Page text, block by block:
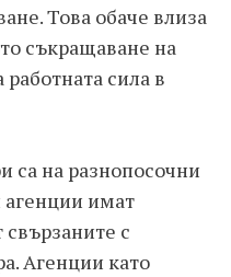
Това обаче влиза
съкращаване на
сила в
са на разнопосочни
имат
с
Агенции като